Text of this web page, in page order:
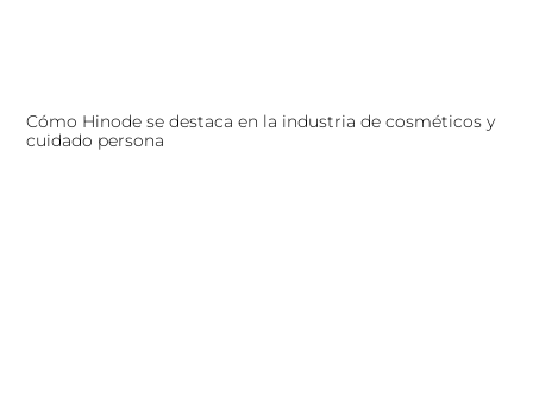
Cómo Hinode se destaca en la industria de cosméticos y
cuidado persona